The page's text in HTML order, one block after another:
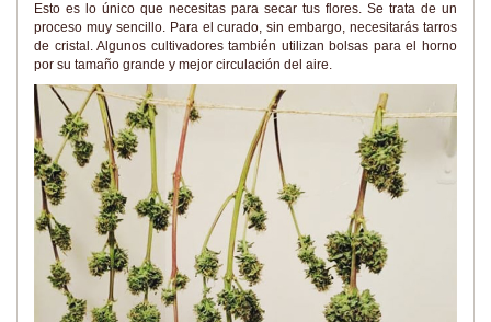
Esto es lo único que necesitas para secar tus flores. Se trata de un
proceso muy sencillo. Para el curado, sin embargo, necesitarás tarros
de cristal. Algunos cultivadores también utilizan bolsas para el horno
por su tamaño grande y mejor circulación del aire.